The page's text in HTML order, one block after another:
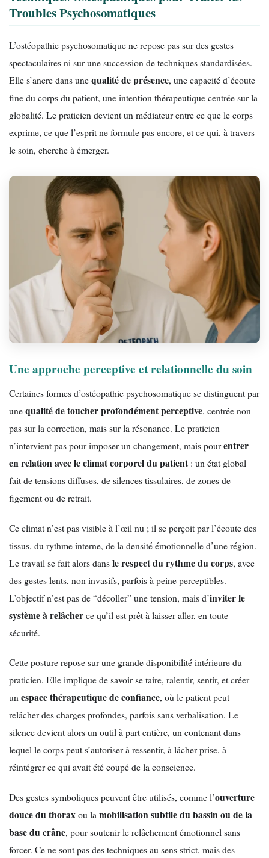
Troubles Psychosomatiques
L’ostéopathie psychosomatique ne repose pas sur des gestes
spectaculaires ni sur une succession de techniques standardisées.
Elle s’ancre dans unequalité de présence, une capacité d’écoute
fine du corps du patient, une intention thérapeutique centrée sur la
globalité. Le praticien devient un médiateur entre ce que le corps
exprime, ce que l’esprit ne formule pas encore, et ce qui, à travers
le soin, cherche à émerger.
Une approche perceptive et relationnelle du soin
Certaines formes d’ostéopathie psychosomatique se distinguent par
unequalité de toucher profondément perceptive, centrée non
pas sur la correction, mais sur la résonance. Le praticien
n’intervient pas pour imposer un changement, mais pourentrer
en relation avec le climat corporel du patient : un état global
fait de tensions diffuses, de silences tissulaires, de zones de
figement ou de retrait.
Ce climat n’est pas visible à l’œil nu ; il se perçoit par l’écoute des
tissus, du rythme interne, de la densité émotionnelle d’une région.
Le travail se fait alors dansle respect du rythme du corps, avec
des gestes lents, non invasifs, parfois à peine perceptibles.
L’objectif n’est pas de “décoller” une tension, mais d’inviter le
système à relâcherce qu’il est prêt à laisser aller, en toute
sécurité.
Cette posture repose sur une grande disponibilité intérieure du
praticien. Elle implique de savoir se taire, ralentir, sentir, et créer
unespace thérapeutique de confiance, où le patient peut
relâcher des charges profondes, parfois sans verbalisation. Le
silence devient alors un outil à part entière, un contenant dans
lequel le corps peut s’autoriser à ressentir, à lâcher prise, à
réintégrer ce qui avait été coupé de la conscience.
Des gestes symboliques peuvent être utilisés, comme l’ouverture
douce du thoraxou la mobilisation subtile du bassin ou de la
base du crâne, pour soutenir le relâchement émotionnel sans
forcer. Ce ne sont pas des techniques au sens strict, mais des